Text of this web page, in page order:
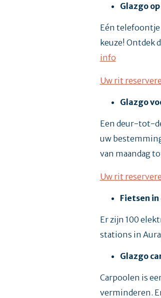
Glazgo
Eén
keuze! Ontdek
info
Uw rit
Glazgo
Een deur-tot-
uw
van maandag
Uw rit
Fietsen
Er zijn 100
stations in
Glazgo
Carpoolen is
verminderen.